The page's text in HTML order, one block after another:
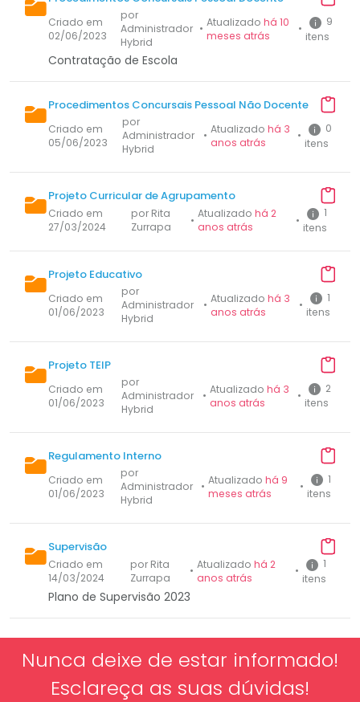
Criado em
02/06/2023
por
Administrador
Hybrid
• Atualizado há 10
meses atrás
•
9
itens
Contratação de Escola
Procedimentos Concursais Pessoal Não Docente
Criado em
05/06/2023
por
Administrador
Hybrid
• Atualizado há 3
anos atrás
•
0
itens
Projeto Curricular de Agrupamento
Criado em
27/03/2024
por Rita
Zurrapa
• Atualizadohá 2
anos atrás
•
1
itens
Projeto Educativo
Criado em
01/06/2023
por
Administrador
Hybrid
• Atualizadohá 3
anos atrás
•
1
itens
Projeto TEIP
Criado em
01/06/2023
por
Administrador
Hybrid
• Atualizadohá 3
anos atrás
•
2
itens
Regulamento Interno
Criado em
01/06/2023
por
Administrador
Hybrid
• Atualizado há 9
meses atrás
•
1
itens
Supervisão
Criado em
14/03/2024
por Rita
Zurrapa
• Atualizadohá 2
anos atrás
•
1
itens
Plano de Supervisão 2023
Nunca deixe de estar informado!
Esclareça as suas dúvidas!